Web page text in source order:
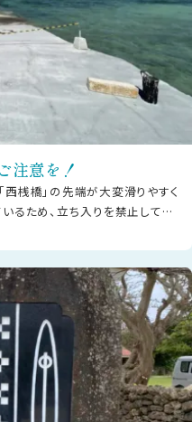
注意を！
桟橋」の先端が大変滑りやすく
るため、立ち入りを禁止してお